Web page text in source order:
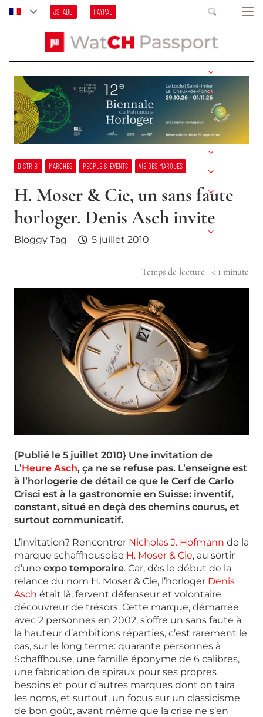
JSHABO PAYPAL
DISTRIB’ MARCHES PEOPLE & EVENTS VIE DES MARQUES
H. Moser & Cie, un sans faute
horloger. Denis Asch invite
Bloggy Tag 5 juillet 2010
Temps de lecture : < 1 minute
{Publié le 5 juillet 2010} Une invitation de
L’Heure Asch, ça ne se refuse pas. L’enseigne est
à l’horlogerie de détail ce que le Cerf de Carlo
Crisci est à la gastronomie en Suisse: inventif,
constant, situé en deçà des chemins courus, et
surtout communicatif.
L’invitation? Rencontrer Nicholas J. Hofmann de la
marque schaffhousoise H. Moser & Cie, au sortir
d’une expo temporaire. Car, dès le début de la
relance du nom H. Moser & Cie, l’horloger Denis
Asch était là, fervent défenseur et volontaire
découvreur de trésors. Cette marque, démarrée
avec 2 personnes en 2002, s’offre un sans faute à
la hauteur d’ambitions réparties, c’est rarement le
cas, sur le long terme: quarante personnes à
Schaffhouse, une famille éponyme de 6 calibres,
une fabrication de spiraux pour ses propres
besoins et pour d’autres marques dont on taira
les noms, et surtout, un focus sur un classicisme
de bon goût, avant même que la crise ne s’en